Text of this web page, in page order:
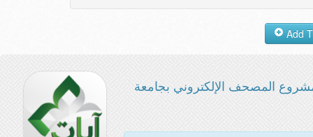
المصحف الإلكتروني بجامعة